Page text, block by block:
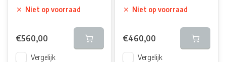
Niet op voorraad
€560,00
Vergelijk
Niet op voorraad
€460,00
Vergelijk